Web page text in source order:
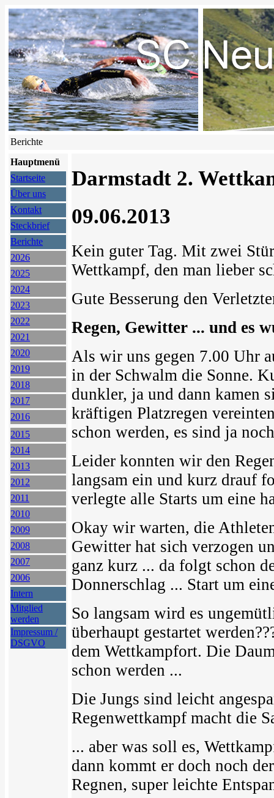
Berichte
Hauptmenü
Startseite
Über uns
Kontakt
Steckbrief
Berichte
2026
2025
2024
2023
2022
2021
2020
2019
2018
2017
2016
2015
2014
2013
2012
2011
2010
2009
2008
2007
2006
Intern
Mitglied
werden
Impressum /
DSGVO
Darmstadt 2.
09.06.2013
Kein guter Tag. Mit zwei
Wettkampf, den man lieber
Gute Besserung den
Regen, Gewitter ... und es
Als wir uns gegen 7.00 Uhr
in der Schwalm die Sonne.
dunkler, ja und dann kamen
kräftigen Platzregen
schon werden, es sind ja
Leider konnten wir den
langsam ein und kurz drauf
verlegte alle Starts um eine
Okay wir warten, die
Gewitter hat sich verzogen
ganz kurz ... da folgt schon
Donnerschlag ... Start um
So langsam wird es
überhaupt gestartet
dem Wettkampfort. Die
schon werden ...
Die Jungs sind leicht
Regenwettkampf macht die
... aber was soll es,
dann kommt er doch noch
Regnen, super leichte